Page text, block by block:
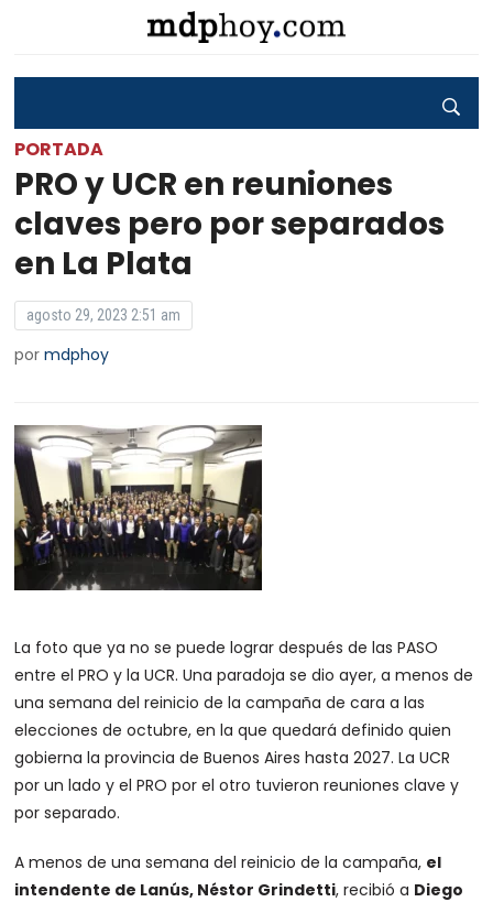
PORTADA
PRO y UCR en reuniones
claves pero por separados
en La Plata
agosto 29, 2023 2:51 am
pormdphoy
La foto que ya no se puede lograr después de las PASO
entre el PRO y la UCR. Una paradoja se dio ayer, a menos de
una semana del reinicio de la campaña de cara a las
elecciones de octubre, en la que quedará definido quien
gobierna la provincia de Buenos Aires hasta 2027. La UCR
por un lado y el PRO por el otro tuvieron reuniones clave y
por separado.
A menos de una semana del reinicio de la campaña, el
intendente de Lanús, Néstor Grindetti, recibió a Diego